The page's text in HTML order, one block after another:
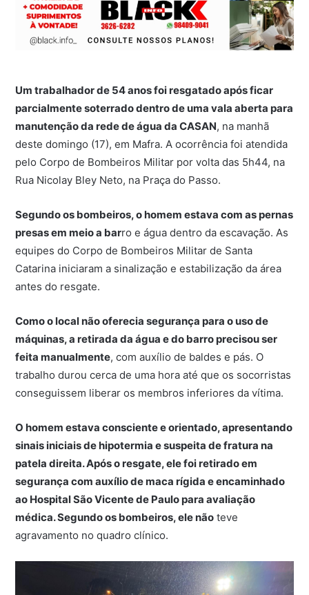
Um trabalhador de 54 anos foi resgatado após ficar
parcialmente soterrado dentro de uma vala aberta para
manutenção da rede de água da CASAN, na manhã
deste domingo (17), em Mafra. A ocorrência foi atendida
pelo Corpo de Bombeiros Militar por volta das 5h44, na
Rua Nicolay Bley Neto, na Praça do Passo.
Segundo os bombeiros, o homem estava com as pernas
presas em meio a barro e água dentro da escavação. As
equipes do Corpo de Bombeiros Militar de Santa
Catarina iniciaram a sinalização e estabilização da área
antes do resgate.
Como o local não oferecia segurança para o uso de
máquinas, a retirada da água e do barro precisou ser
feita manualmente, com auxílio de baldes e pás. O
trabalho durou cerca de uma hora até que os socorristas
conseguissem liberar os membros inferiores da vítima.
O homem estava consciente e orientado, apresentando
sinais iniciais de hipotermia e suspeita de fratura na
patela direita. Após o resgate, ele foi retirado em
segurança com auxílio de maca rígida e encaminhado
ao Hospital São Vicente de Paulo para avaliação
médica. Segundo os bombeiros, ele não teve
agravamento no quadro clínico.